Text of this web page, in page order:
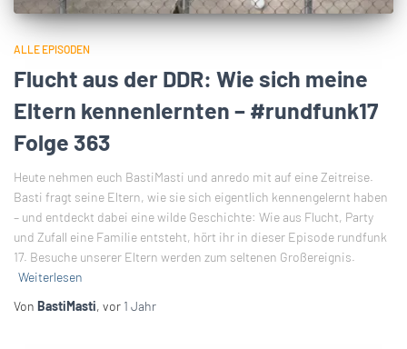
ALLE EPISODEN
Flucht aus der DDR: Wie sich meine
Eltern kennenlernten – #rundfunk17
Folge 363
Heute nehmen euch BastiMasti und anredo mit auf eine Zeitreise.
Basti fragt seine Eltern, wie sie sich eigentlich kennengelernt haben
– und entdeckt dabei eine wilde Geschichte: Wie aus Flucht, Party
und Zufall eine Familie entsteht, hört ihr in dieser Episode rundfunk
17. Besuche unserer Eltern werden zum seltenen Großereignis.
Weiterlesen
Von BastiMasti, vor 1 Jahr